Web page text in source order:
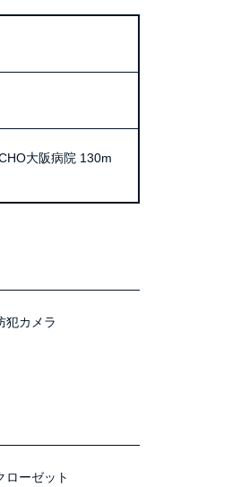
大阪病院 130m
犯カメラ
ローゼット